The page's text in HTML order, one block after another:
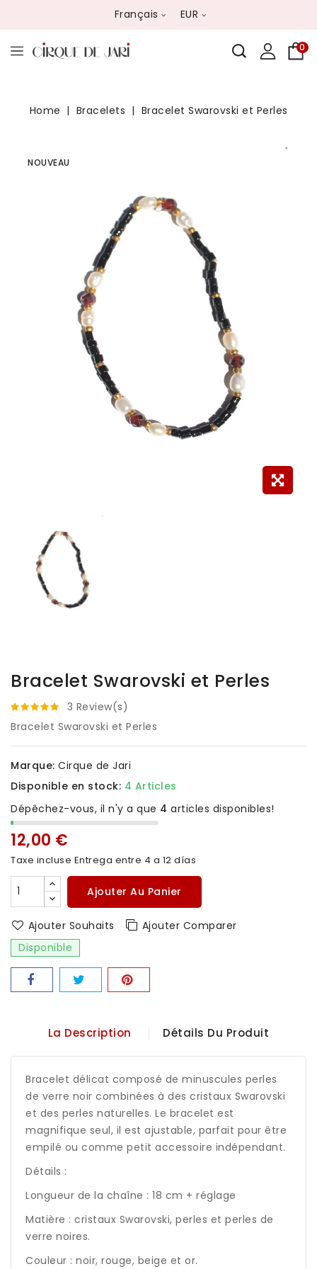
EUR
Français
0
Home Bracelets Bracelet Swarovski et Perles
NOUVEAU
Bracelet Swarovski et Perles
3 Review(s)
Bracelet Swarovski et Perles
Marque: Cirque de Jari
Disponible en stock: 4 Articles
Dépêchez-vous, il n'y a que 4 articles disponibles!
12,00 €
Taxe incluse Entrega entre 4 a 12 días
Ajouter Au Panier
Ajouter Souhaits
Ajouter Comparer
Disponible
La Description Détails Du Produit
Bracelet délicat composé de minuscules perles
de verre noir combinées à des cristaux Swarovski
et des perles naturelles. Le bracelet est
magnifique seul, il est ajustable, parfait pour être
empilé ou comme petit accessoire indépendant.
Détails :
Longueur de la chaîne : 18 cm + réglage
Matière : cristaux Swarovski, perles et perles de
verre noires.
Couleur : noir, rouge, beige et or.